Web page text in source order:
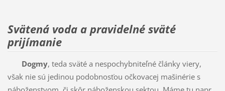
Svätená voda a pravidelné sväté
prijímanie
Dogmy, teda sväté a nespochybniteľné články viery,
však nie sú jedinou podobnosťou očkovacej mašinérie s